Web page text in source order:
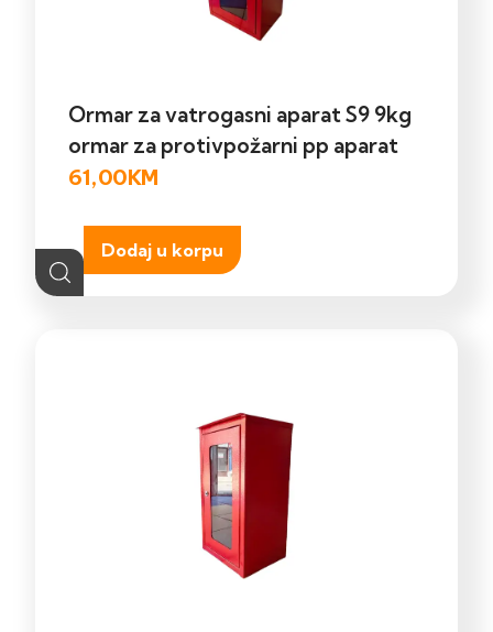
Ormar za vatrogasni aparat S9 9kg
ormar za protivpožarni pp aparat
61,00KM
Dodaj u korpu